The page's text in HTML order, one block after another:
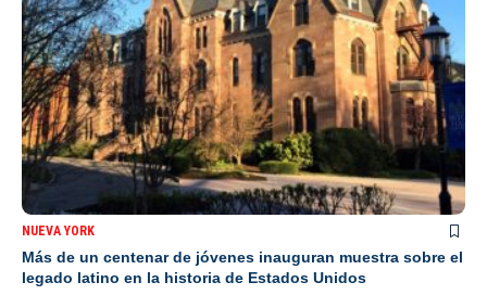
NUEVA YORK
Más de un centenar de jóvenes inauguran muestra sobre el
legado latino en la historia de Estados Unidos